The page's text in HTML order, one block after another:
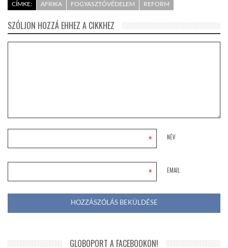
CÍMKE:
AFRIKA FOGYASZTÓVÉDELEM REFORM
SZÓLJON HOZZÁ EHHEZ A CIKKHEZ
NÉV
*
EMAIL
*
GLOBOPORT A FACEBOOKON!